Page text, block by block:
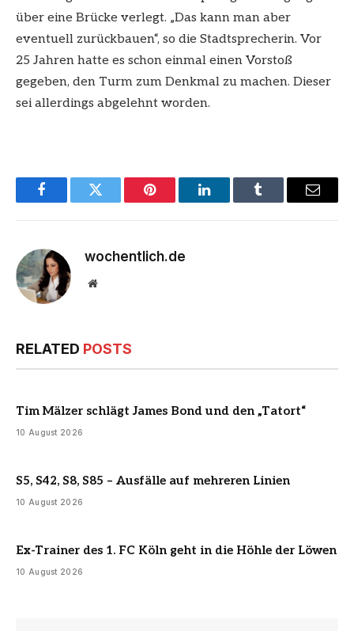
über eine Brücke verlegt. „Das kann man aber
eventuell zurückbauen“, so die Stadtsprecherin. Vor
25 Jahren hatte es schon einmal einen Vorstoß
gegeben, den Turm zum Denkmal zu machen. Dieser
sei allerdings abgelehnt worden.
FacebookTwitter Pinterest LinkedInTumblr Email
wochentlich.de
Website
RELATED POSTS
Tim Mälzer schlägt James Bond und den „Tatort“
10 August 2026
S5, S42, S8, S85 – Ausfälle auf mehreren Linien
10 August 2026
Ex-Trainer des 1. FC Köln geht in die Höhle der Löwen
10 August 2026